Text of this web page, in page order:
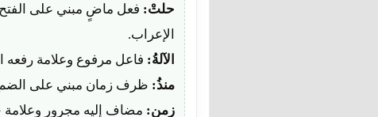
حلتْ: فعل ماضٍ مبني على الفتح،
الإعراب.
الآلةُ: فاعل مرفوع وعلامة رفعه
منذُ: ظرف زمان مبني على
زمنٍ: مضاف إليه مجرور